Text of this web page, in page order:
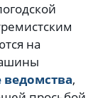
на
ведомства,